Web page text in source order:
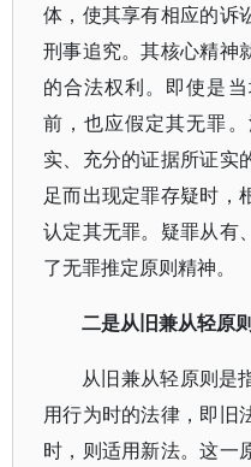
体，使其享有相应的诉
刑事追究。其核心精神
的合法权利。即使是
前，也应假定其无罪
实、充分的证据所证实
足而出现定罪存疑时，
认定其无罪。疑罪从有
了无罪推定原则精神。
二是从旧兼从轻原则
从旧兼从轻原则是
用行为时的法律，即旧
时，则适用新法。这一